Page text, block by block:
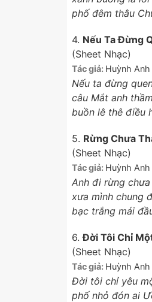
phố đêm thâu
4. Nếu Ta Đừng
(Sheet Nhạc)
Tác giả: Huỳnh Anh
Nếu ta đừng
câu Mắt anh
buồn lê thê điều
5. Rừng Chưa
(Sheet Nhạc)
Tác giả: Huỳnh Anh
Anh đi rừng
xưa mình chung
bạc trắng mái
6.Đời Tôi Chỉ
(Sheet Nhạc)
Tác giả: Huỳnh Anh
Đời tôi chỉ yêu
phố nhỏ đón ai